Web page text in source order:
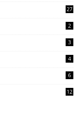
27
2
3
4
6
12